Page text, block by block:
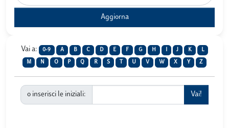
Vai a: 0-9 A B C D E F G H J K L
M N O P Q R S U V W X Y Z
o inserisci le iniziali: